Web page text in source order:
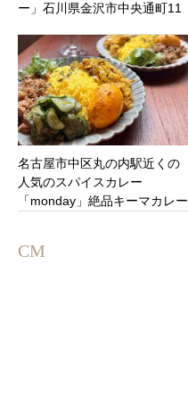
ー」石川県金沢市中央通町11
名古屋市中区丸の内駅近くの
人気のスパイスカレー
「monday」絶品キーマカレー
CM